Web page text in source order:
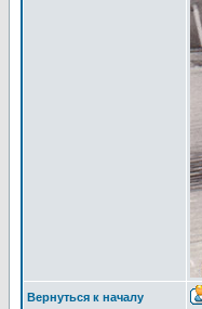
Вернуться к началу